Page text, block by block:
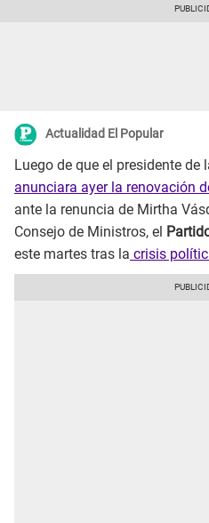
Actualidad El Popular
Luego de que el presidente de
anunciara ayer la renovación
ante la renuncia de Mirtha
Consejo de Ministros, el
este martes tras la crisis